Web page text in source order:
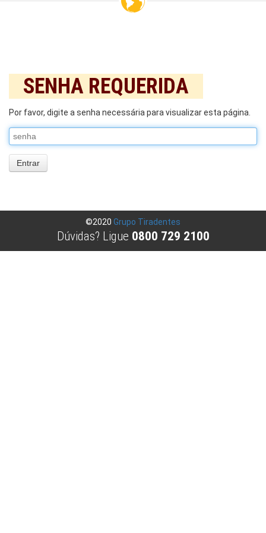
SENHA REQUERIDA
Por favor, digite a senha necessária para visualizar esta página.
senha
©2020 Grupo Tiradentes
Dúvidas? Ligue 0800 729 2100